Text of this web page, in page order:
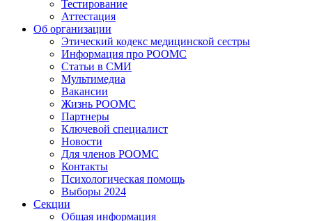
Тестирование
Аттестация
Об организации
Этический кодекс медицинской сестры
Информация про РООМС
Статьи в СМИ
Мультимедиа
Вакансии
Жизнь РООМС
Партнеры
Ключевой специалист
Новости
Для членов РООМС
Контакты
Психологическая помощь
Выборы 2024
Секции
Общая информация